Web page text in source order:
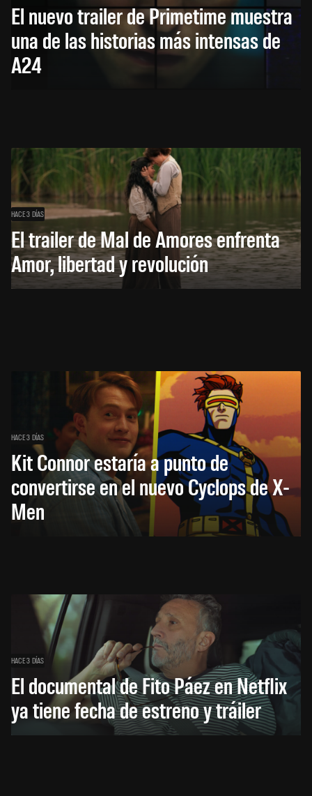
El nuevo trailer de Primetime muestra
una de las historias más intensas de
A24
HACE 3 DÍAS
El trailer de Mal de Amores enfrenta
Amor, libertad y revolución
HACE 3 DÍAS
Kit Connor estaría a punto de
convertirse en el nuevo Cyclops de X-
Men
HACE 3 DÍAS
El documental de Fito Páez en Netflix
ya tiene fecha de estreno y tráiler